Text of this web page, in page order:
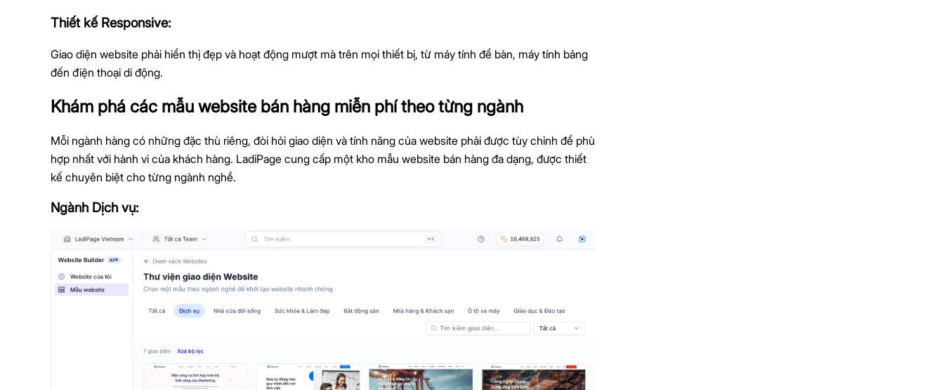
Thiết kế Responsive:
Giao diện website phải hiển thị đẹp và hoạt động mượt mà trên mọi thiết bị, từ máy tính để bàn, máy tính bảng
đến điện thoại di động.
Khám phá các mẫu website bán hàng miễn phí theo từng ngành
Mỗi ngành hàng có những đặc thù riêng, đòi hỏi giao diện và tính năng của website phải được tùy chỉnh để phù
hợp nhất với hành vi của khách hàng. LadiPage cung cấp một kho mẫu website bán hàng đa dạng, được thiết
kế chuyên biệt cho từng ngành nghề.
Ngành Dịch vụ: